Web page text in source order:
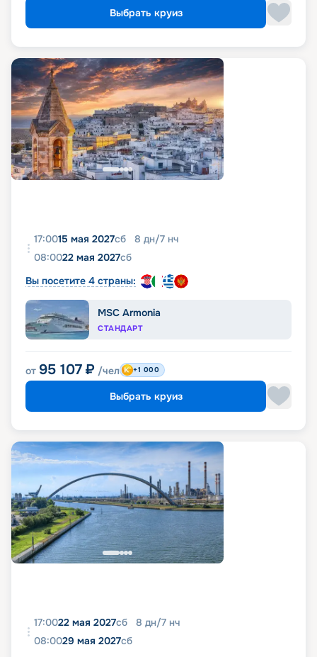
Выбрать круиз
17:0015 мая 2027сб 8 дн/7 нч
08:0022 мая 2027сб
Вы посетите 4 страны:
MSC Armonia
СТАНДАРТ
от 95 107 ₽ /чел +1 000
Выбрать круиз
17:0022 мая 2027сб 8 дн/7 нч
08:0029 мая 2027сб